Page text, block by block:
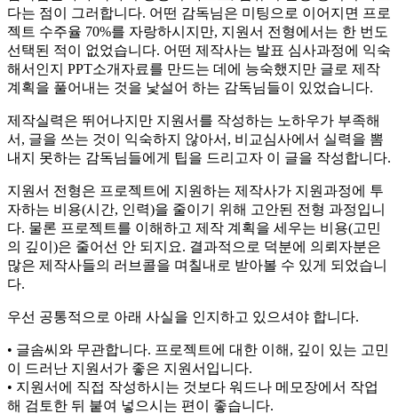
다는 점이 그러합니다. 어떤 감독님은 미팅으로 이어지면 프로
젝트 수주율 70%를 자랑하시지만, 지원서 전형에서는 한 번도
선택된 적이 없었습니다. 어떤 제작사는 발표 심사과정에 익숙
해서인지 PPT소개자료를 만드는 데에 능숙했지만 글로 제작
계획을 풀어내는 것을 낯설어 하는 감독님들이 있었습니다.
제작실력은 뛰어나지만 지원서를 작성하는 노하우가 부족해
서, 글을 쓰는 것이 익숙하지 않아서, 비교심사에서 실력을 뽐
내지 못하는 감독님들에게 팁을 드리고자 이 글을 작성합니다.
지원서 전형은 프로젝트에 지원하는 제작사가 지원과정에 투
자하는 비용(시간, 인력)을 줄이기 위해 고안된 전형 과정입니
다. 물론 프로젝트를 이해하고 제작 계획을 세우는 비용(고민
의 깊이)은 줄어선 안 되지요. 결과적으로 덕분에 의뢰자분은
많은 제작사들의 러브콜을 며칠내로 받아볼 수 있게 되었습니
다.
우선 공통적으로 아래 사실을 인지하고 있으셔야 합니다.
• 글솜씨와 무관합니다. 프로젝트에 대한 이해, 깊이 있는 고민
이 드러난 지원서가 좋은 지원서입니다.
• 지원서에 직접 작성하시는 것보다 워드나 메모장에서 작업
해 검토한 뒤 붙여 넣으시는 편이 좋습니다.